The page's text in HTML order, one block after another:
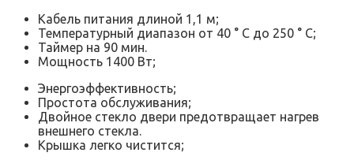
Кабель питания длиной 1,1 м;
Температурный диапазон от 40 ° C до 250 ° C;
Таймер на 90 мин.
Мощность 1400 Вт;
Энергоэффективность;
Простота обслуживания;
Двойное стекло двери предотвращает нагрев
внешнего стекла.
Крышка легко чистится;